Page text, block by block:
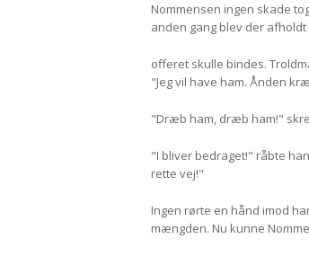
Nommensen ingen skade
anden gang blev der
offeret skulle bindes.
"Jeg vil have ham. Ånden
"Dræb ham, dræb ham!"
"I bliver bedraget!" råbte
rette vej!"
Ingen rørte en hånd imod
mængden. Nu kunne